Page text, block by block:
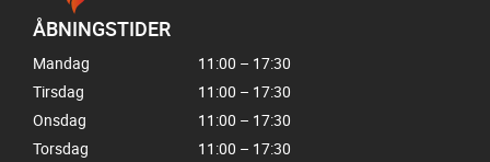
ÅBNINGSTIDER
Mandag
11:00 – 17:30
Tirsdag
11:00 – 17:30
Onsdag
11:00 – 17:30
Torsdag
11:00 – 17:30